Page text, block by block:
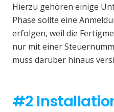
Hierzu gehören einige
Phase sollte eine
erfolgen, weil die
nur mit einer
muss darüber hinaus
#2